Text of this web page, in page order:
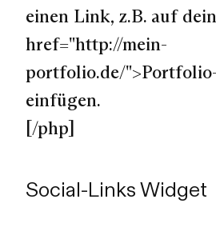
einen Link, z.B. auf
href="http://mein-
portfolio.de/
einfügen.
[/php]
Social-Links Widget